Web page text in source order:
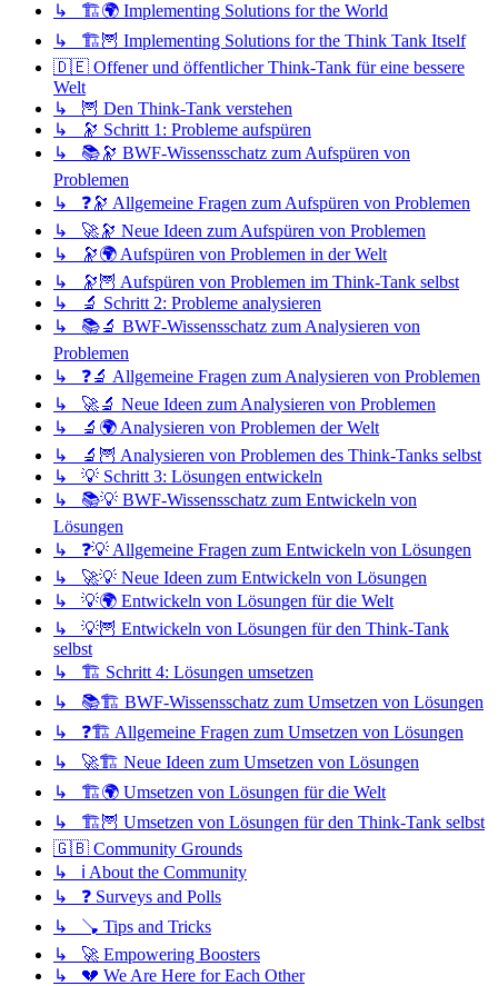
↳ 🏗️🌍 Implementing Solutions for the World
↳ 🏗️🦉 Implementing Solutions for the Think Tank Itself
🇩🇪 Offener und öffentlicher Think-Tank für eine bessere
Welt
↳ 🦉 Den Think-Tank verstehen
↳ 🔭 Schritt 1: Probleme aufspüren
↳ 📚🔭 BWF-Wissensschatz zum Aufspüren von
Problemen
↳ ❓🔭 Allgemeine Fragen zum Aufspüren von Problemen
↳ 🚀🔭 Neue Ideen zum Aufspüren von Problemen
↳ 🔭🌍 Aufspüren von Problemen in der Welt
↳ 🔭🦉 Aufspüren von Problemen im Think-Tank selbst
↳ 🔬 Schritt 2: Probleme analysieren
↳ 📚🔬 BWF-Wissensschatz zum Analysieren von
Problemen
↳ ❓🔬 Allgemeine Fragen zum Analysieren von Problemen
↳ 🚀🔬 Neue Ideen zum Analysieren von Problemen
↳ 🔬🌍 Analysieren von Problemen der Welt
↳ 🔬🦉 Analysieren von Problemen des Think-Tanks selbst
↳ 💡 Schritt 3: Lösungen entwickeln
↳ 📚💡 BWF-Wissensschatz zum Entwickeln von
Lösungen
↳ ❓💡 Allgemeine Fragen zum Entwickeln von Lösungen
↳ 🚀💡 Neue Ideen zum Entwickeln von Lösungen
↳ 💡🌍 Entwickeln von Lösungen für die Welt
↳ 💡🦉 Entwickeln von Lösungen für den Think-Tank
selbst
↳ 🏗️ Schritt 4: Lösungen umsetzen
↳ 📚🏗️ BWF-Wissensschatz zum Umsetzen von Lösungen
↳ ❓🏗️ Allgemeine Fragen zum Umsetzen von Lösungen
↳ 🚀🏗️ Neue Ideen zum Umsetzen von Lösungen
↳ 🏗️🌍 Umsetzen von Lösungen für die Welt
↳ 🏗️🦉 Umsetzen von Lösungen für den Think-Tank selbst
🇬🇧 Community Grounds
↳ ℹ️ About the Community
↳ ❓ Surveys and Polls
↳ 🪠 Tips and Tricks
↳ 🚀 Empowering Boosters
↳ 💔 We Are Here for Each Other